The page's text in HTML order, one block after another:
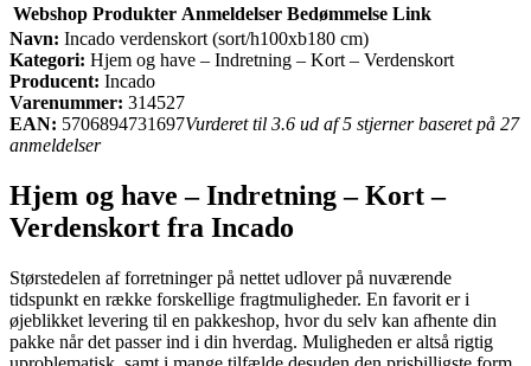
Webshop Produkter Anmeldelser Bedømmelse Link
Navn: Incado verdenskort (sort/h100xb180 cm)
Kategori: Hjem og have – Indretning – Kort – Verdenskort
Producent: Incado
Varenummer: 314527
EAN: 5706894731697Vurderet til 3.6 ud af 5 stjerner baseret på 27
anmeldelser
Hjem og have – Indretning – Kort –
Verdenskort fra Incado
Størstedelen af forretninger på nettet udlover på nuværende
tidspunkt en række forskellige fragtmuligheder. En favorit er i
øjeblikket levering til en pakkeshop, hvor du selv kan afhente din
pakke når det passer ind i din hverdag. Muligheden er altså rigtig